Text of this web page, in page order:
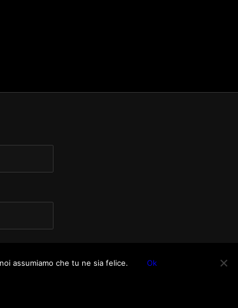
assumiamo che tu ne sia felice. Ok